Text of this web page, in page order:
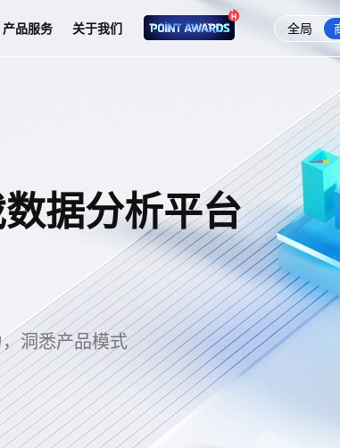
产品服务 关于我们 全局
据分析平台
洞悉产品模式